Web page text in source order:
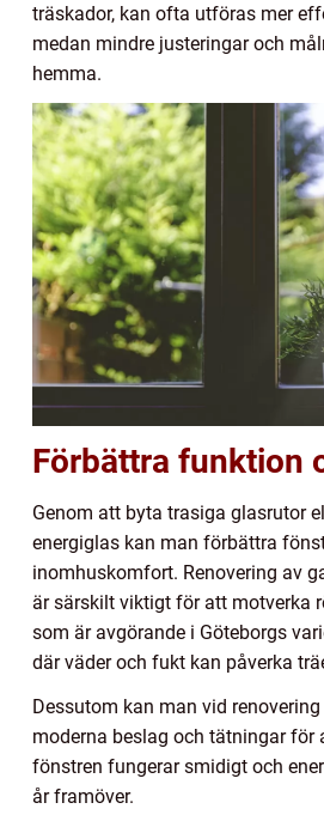
träskador, kan ofta utföras mer
medan mindre justeringar och
hemma.
Förbättra funktion
Genom att byta trasiga glasrutor
energiglas kan man förbättra
inomhuskomfort. Renovering av
är särskilt viktigt för att motverka
som är avgörande i Göteborgs
där väder och fukt kan påverka
Dessutom kan man vid
moderna beslag och tätningar för
fönstren fungerar smidigt och
år framöver.